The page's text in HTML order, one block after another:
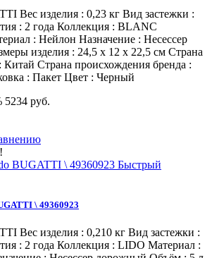
Вес изделия : 0,23 кг Вид застежки :
: 2 года Коллекция : BLANC
: Нейлон Назначение : Несессер
изделия : 24,5 х 12 х 22,5 см Страна
Китай Страна происхождения бренда :
: Пакет Цвет : Черный
5234 руб.
Быстрый
\ 49360923
Вес изделия : 0,210 кг Вид застежки :
: 2 года Коллекция : LIDO Материал :